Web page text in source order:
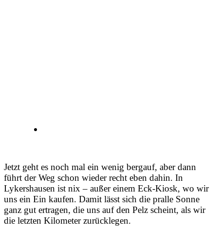
Jetzt geht es noch mal ein wenig bergauf, aber dann
führt der Weg schon wieder recht eben dahin. In
Lykershausen ist nix – außer einem Eck-Kiosk, wo wir
uns ein Ein kaufen. Damit lässt sich die pralle Sonne
ganz gut ertragen, die uns auf den Pelz scheint, als wir
die letzten Kilometer zurücklegen.